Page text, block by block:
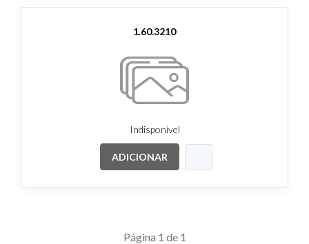
1.60.3210
Indisponível
ADICIONAR
Página 1 de 1